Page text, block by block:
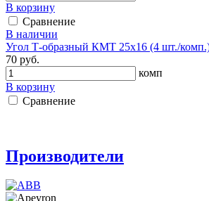
В корзину
Сравнение
В наличии
Угол Т-образный КМТ 25х16 (4 шт./
70 руб.
комп
В корзину
Сравнение
Производители